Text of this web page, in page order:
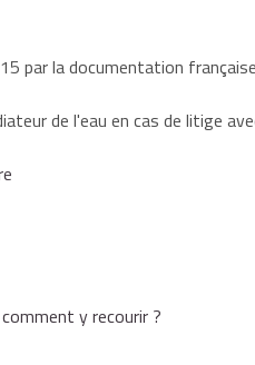
par la documentation française
de l'eau en cas de litige
y recourir ?